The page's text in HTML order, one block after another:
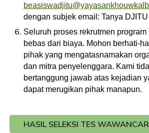
dengan subjek email: Tanya DJITU
Seluruh proses rekrutmen program
bebas dari biaya. Mohon berhati-
pihak yang mengatasnamakan
dan mitra penyelenggara. Kami
bertanggung jawab atas kejadian
dapat merugikan pihak manapun.
HASIL SELEKSI TES